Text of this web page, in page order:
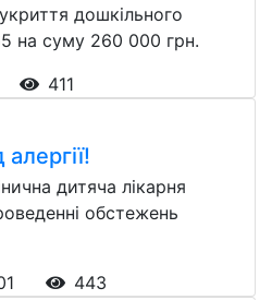
дошкільного
на суму 260 000 грн.
411
дитяча лікарня
обстежень
443